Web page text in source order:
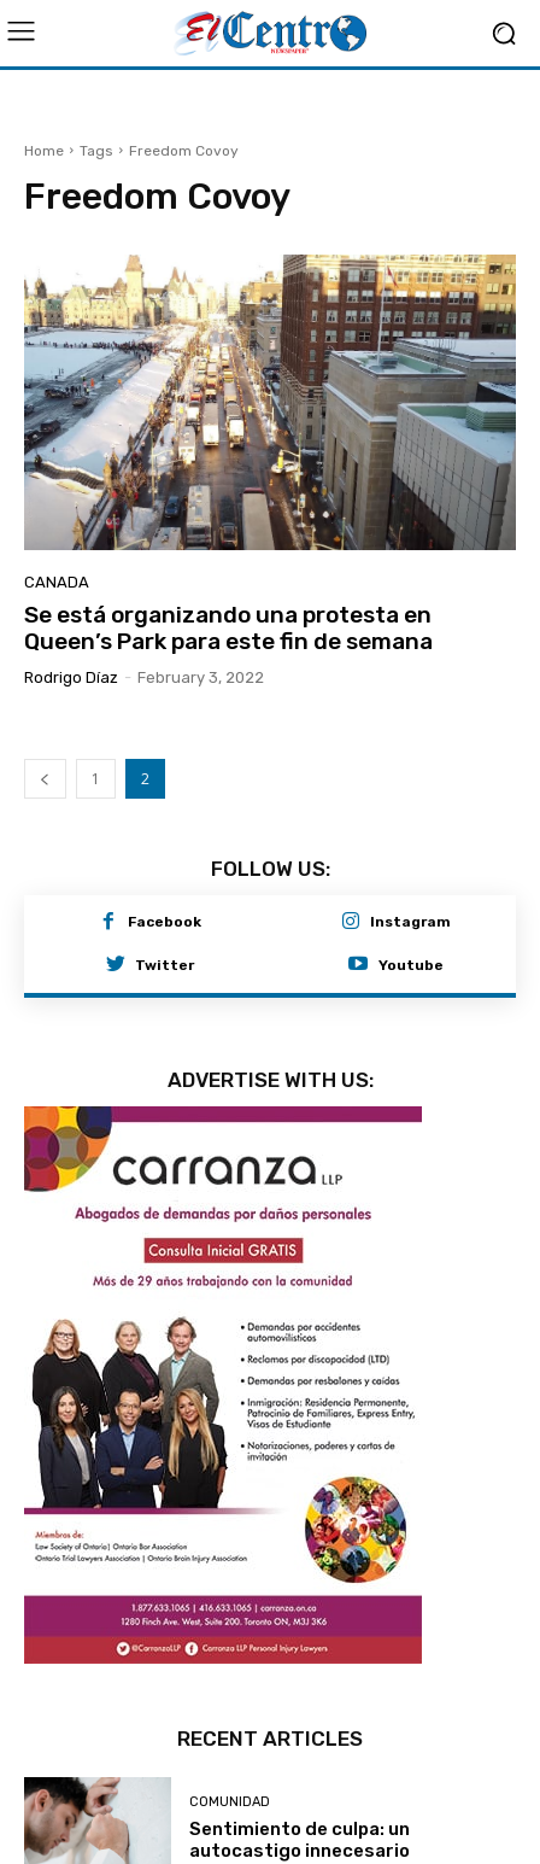
Home Tags Freedom Covoy
Freedom Covoy
CANADA
Se está organizando una protesta en
Queen’s Park para este fin de semana
Rodrigo Díaz - February 3, 2022
1 2
FOLLOW US:
Facebook Instagram
Twitter Youtube
ADVERTISE WITH US:
RECENT ARTICLES
COMUNIDAD
Sentimiento de culpa: un
autocastigo innecesario